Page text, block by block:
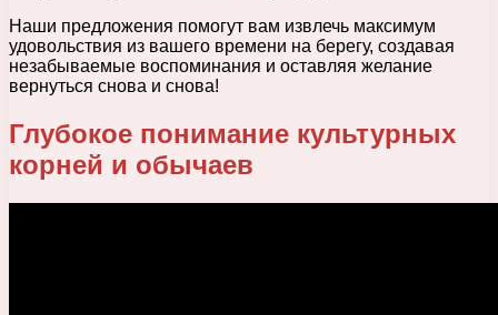
Наши предложения помогут вам извлечь максимум
удовольствия из вашего времени на берегу, создавая
незабываемые воспоминания и оставляя желание
вернуться снова и снова!
Глубокое понимание культурных
корней и обычаев